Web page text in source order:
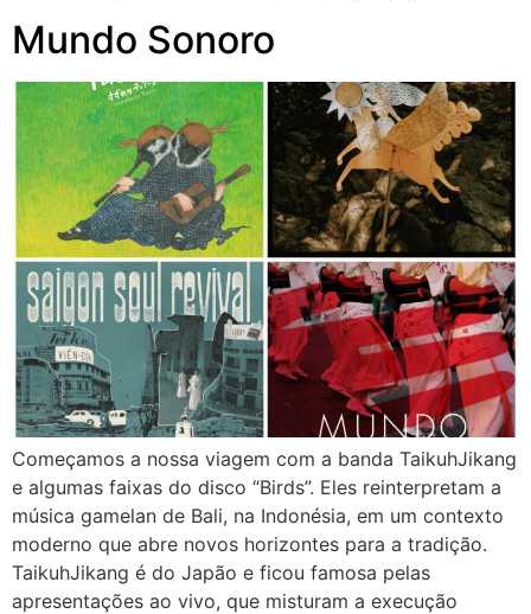
Mundo Sonoro
Começamos a nossa viagem com a banda TaikuhJikang
e algumas faixas do disco “Birds”. Eles reinterpretam a
música gamelan de Bali, na Indonésia, em um contexto
moderno que abre novos horizontes para a tradição.
TaikuhJikang é do Japão e ficou famosa pelas
apresentações ao vivo, que misturam a execução